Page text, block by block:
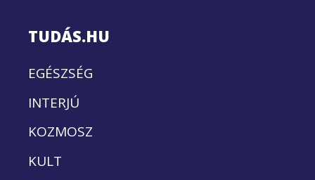
TUDÁS.HU
EGÉSZSÉG
INTERJÚ
KOZMOSZ
KULT